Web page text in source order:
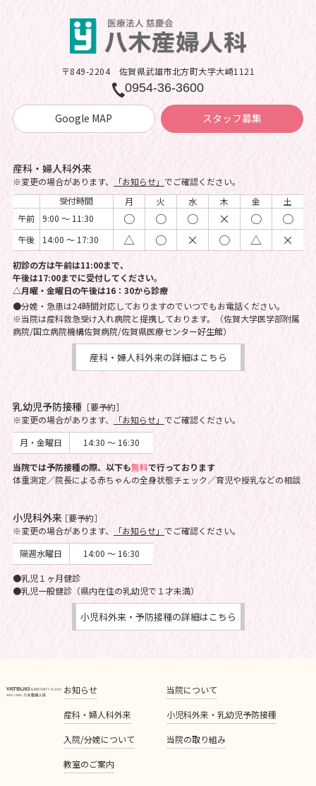
〒849-2204 佐賀県武雄市北方町大字大崎1121
0954-36-3600
Google MAP スタッフ募集
産科・婦人科外来
※変更の場合があります、 「お知らせ」 でご確認ください。
受付時間
月 火 水 木 金
土
午前
9:00 ～ 11:30 ○ ○ ○ × ○ ○
午後 14:00 ～ 17:30 △ ○ × ○ △ ×
初診の方は午前は11:00まで、
午後は17:00までに受付してください。
△月曜・金曜日の午後は16：30から診療
●分娩・急患は24時間対応しておりますのでいつでもお電話ください。
※当院は産科救急受け入れ病院と提携しております。（佐賀大学医学部附属
病院/国立病院機構佐賀病院/佐賀県医療センター好生館）
産科・婦人科外来の詳細はこちら
乳幼児予防接種［要予約］
※変更の場合があります、 「お知らせ」 でご確認ください。
月・金曜日
14:30 ～ 16:30
当院では予防接種の際、以下も無料で行っております
体重測定／院長による赤ちゃんの全身状態チェック／育児や授乳などの相談
小児科外来［要予約］
※変更の場合があります、
「お知らせ」 でご確認ください。
隔週水曜日
14:00 ～ 16:30
●乳児１ヶ月健診
●乳児一般健診（県内在住の乳幼児で１才未満）
小児科外来・予防接種の詳細はこちら
お知らせ 当院について
産科・婦人科外来 小児科外来・乳幼児予防接種
入院/分娩について 当院の取り組み
教室のご案内